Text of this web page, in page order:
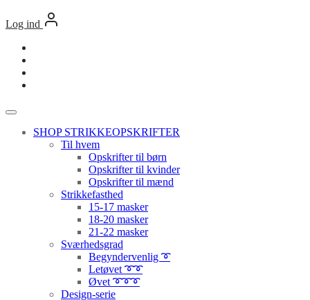
Log ind
SHOP STRIKKEOPSKRIFTER
Til hvem
Opskrifter til børn
Opskrifter til kvinder
Opskrifter til mænd
Strikkefasthed
15-17 masker
18-20 masker
21-22 masker
Sværhedsgrad
Begyndervenlig ➰
Letøvet ➰➰
Øvet ➰➰➰
Design-serie